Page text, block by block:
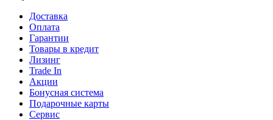
Доставка
Оплата
Гарантии
Товары в кредит
Лизинг
Trade In
Акции
Бонусная система
Подарочные карты
Сервис